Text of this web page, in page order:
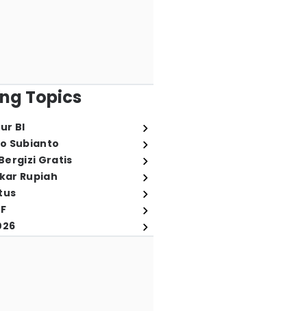
Topics
BI
Subianto
Gratis
Rupiah